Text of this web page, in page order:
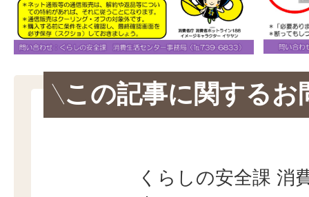
この記事に関するお
くらしの安全課 消